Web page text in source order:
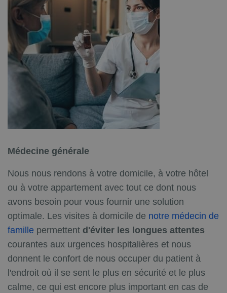
Médecine générale
Nous nous rendons à votre domicile, à votre hôtel
ou à votre appartement avec tout ce dont nous
avons besoin pour vous fournir une solution
optimale. Les visites à domicile de notre médecin de
famille permettent d'éviter les longues attentes
courantes aux urgences hospitalières et nous
donnent le confort de nous occuper du patient à
l'endroit où il se sent le plus en sécurité et le plus
calme, ce qui est encore plus important en cas de